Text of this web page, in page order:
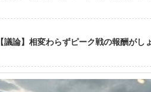
【議論】相変わらずピーク戦の報酬がし